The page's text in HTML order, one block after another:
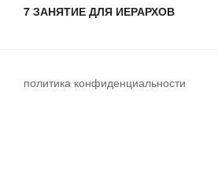
7 ЗАНЯТИЕ ДЛЯ ИЕРАРХОВ
политика конфиденциальности